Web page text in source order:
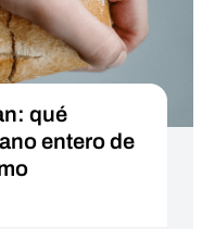
qué
entero de